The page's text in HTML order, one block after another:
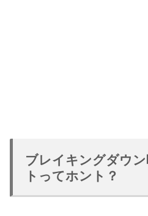
ブレイキングダウ
トってホント？